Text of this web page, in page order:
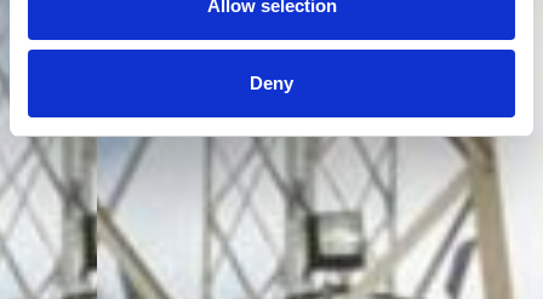
Allow selection
Deny